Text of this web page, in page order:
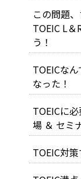
この問題
TOEIC L
う！
TOEICな
なった！
TOEICに
場 ＆ セミ
TOEIC対